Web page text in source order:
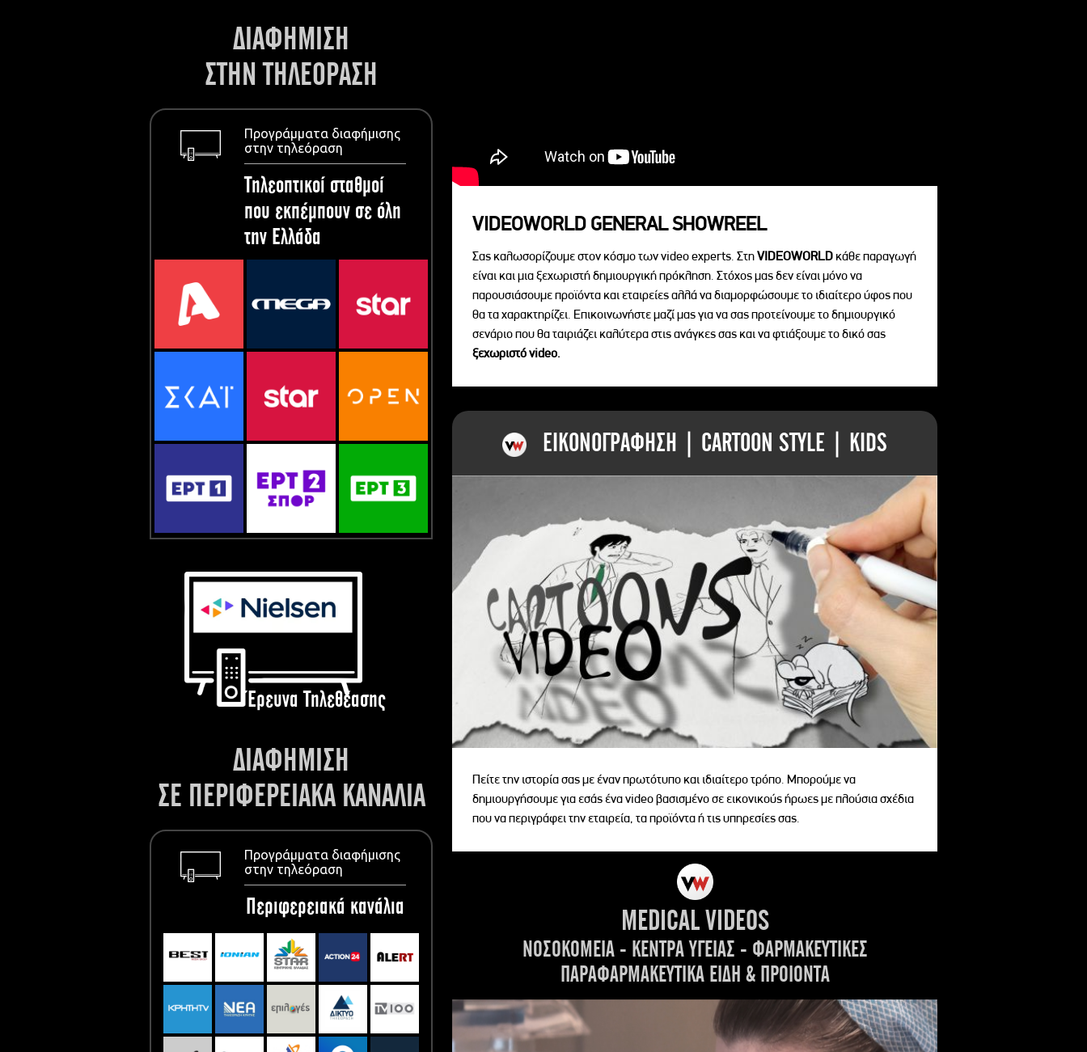
ΔΙΑΦΗΜΙΣΗ
ΣΤΗΝ ΤΗΛΕΟΡΑΣΗ
Προγράμματα διαφήμισης
στην τηλεόραση
Τηλεοπτικοί σταθμοί
που εκπέμπουν σε όλη
την Ελλάδα
Έρευνα Τηλεθέασης
ΔΙΑΦΗΜΙΣΗ
ΣΕ ΠΕΡΙΦΕΡΕΙΑΚΑ ΚΑΝΑΛΙΑ
Προγράμματα διαφήμισης
στην τηλεόραση
Περιφερειακά κανάλια
VIDEOWORLD GENERAL SHOWREEL
Σας καλωσορίζουμε στον κόσμο των video experts. ΣτηVIDEOWORLD κάθε παραγωγή
είναι και μια ξεχωριστή δημιουργική πρόκληση. Στόχος μας δεν είναι μόνο να
παρουσιάσουμε προϊόντα και εταιρείες αλλά να διαμορφώσουμε το ιδιαίτερο ύφος που
θα τα χαρακτηρίζει. Επικοινωνήστε μαζί μας για να σας προτείνουμε το δημιουργικό
σενάριο που θα ταιριάζει καλύτερα στις ανάγκες σας και να φτιάξουμε το δικό σας
ξεχωριστό videο.
ΕΙΚΟΝΟΓΡΑΦΗΣΗ | CARTOON STYLE | KIDS
Πείτε την ιστορία σας με έναν πρωτότυπο και ιδιαίτερο τρόπο. Μπορούμε να
δημιουργήσουμε για εσάς ένα video βασισμένο σε εικονικούς ήρωες με πλούσια σχέδια
που να περιγράφει την εταιρεία, τα προϊόντα ή τις υπηρεσίες σας.
MEDICAL VIDEOS
ΝΟΣΟΚΟΜΕΙΑ - ΚΕΝΤΡΑ ΥΓΕΙΑΣ - ΦΑΡΜΑΚΕΥΤΙΚΕΣ
ΠΑΡΑΦΑΡΜΑΚΕΥΤΙΚΑ ΕΙΔΗ & ΠΡΟΙΟΝΤΑ